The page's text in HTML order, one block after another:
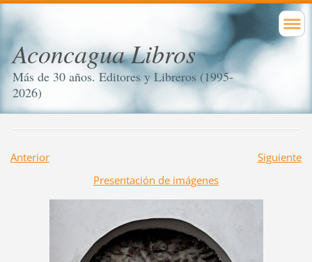
Aconcagua Libros
Más de 30 años. Editores y Libreros (1995-
2026)
Anterior
Siguiente
Presentación de imágenes